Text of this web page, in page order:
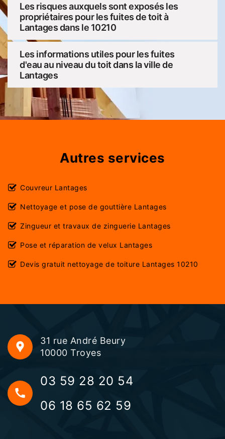
Les risques auxquels sont exposés les
propriétaires pour les fuites de toit à
Lantages dans le 10210
Les informations utiles pour les fuites
d'eau au niveau du toit dans la ville de
Lantages
Autres services
Couvreur Lantages
Nettoyage et pose de gouttière Lantages
Zingueur et travaux de zinguerie Lantages
Pose et réparation de velux Lantages
Devis gratuit nettoyage de toiture Lantages 10210
31 rue André Beury
10000 Troyes
03 59 28 20 54
06 18 65 62 59